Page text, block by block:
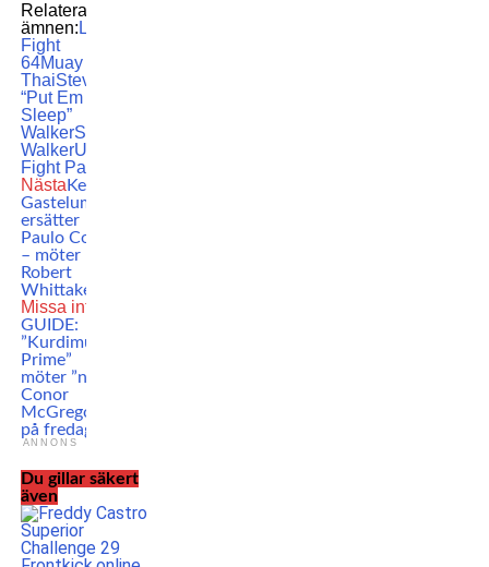
Relaterade
ämnen: Lion
Fight
64Muay
ThaiSteve
“Put Em To
Sleep”
WalkerSteve
WalkerUFC
Fight Pass
Nästa Kelvin
Gastelum
ersätter
Paulo Costa
– möter
Robert
Whittaker!
Missa inte
GUIDE:
”Kurdimus
Prime”
möter ”nya
Conor
McGregor”
på fredag
ANNONS
Du gillar säkert
även